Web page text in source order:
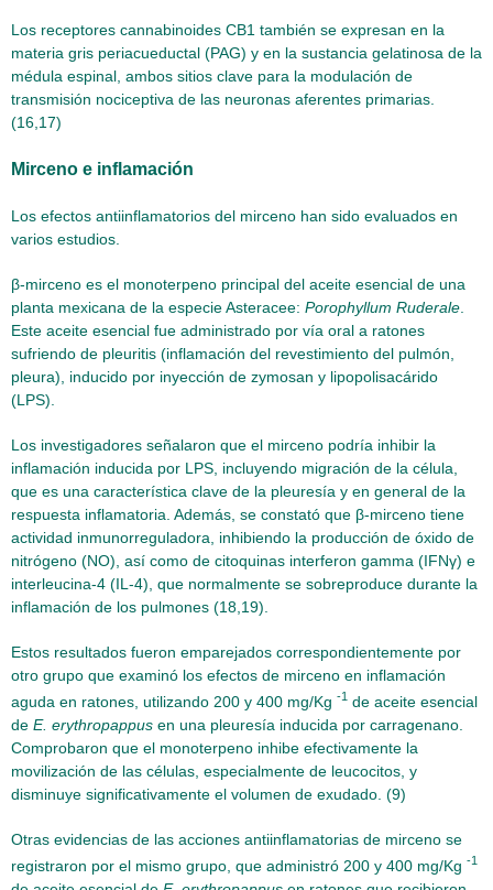
Los receptores cannabinoides CB1 también se expresan en la
materia gris periacueductal (PAG) y en la sustancia gelatinosa de la
médula espinal, ambos sitios clave para la modulación de
transmisión nociceptiva de las neuronas aferentes primarias.
(16,17)
Mirceno e inflamación
Los efectos antiinflamatorios del mirceno han sido evaluados en
varios estudios.
β-mirceno es el monoterpeno principal del aceite esencial de una
planta mexicana de la especie Asteracee: Porophyllum Ruderale.
Este aceite esencial fue administrado por vía oral a ratones
sufriendo de pleuritis (inflamación del revestimiento del pulmón,
pleura), inducido por inyección de zymosan y lipopolisacárido
(LPS).
Los investigadores señalaron que el mirceno podría inhibir la
inflamación inducida por LPS, incluyendo migración de la célula,
que es una característica clave de la pleuresía y en general de la
respuesta inflamatoria. Además, se constató que β-mirceno tiene
actividad inmunorreguladora, inhibiendo la producción de óxido de
nitrógeno (NO), así como de citoquinas interferon gamma (IFNγ) e
interleucina-4 (IL-4), que normalmente se sobreproduce durante la
inflamación de los pulmones (18,19).
Estos resultados fueron emparejados correspondientemente por
otro grupo que examinó los efectos de mirceno en inflamación
aguda en ratones, utilizando 200 y 400 mg/Kg -1 de aceite esencial
de E. erythropappus en una pleuresía inducida por carragenano.
Comprobaron que el monoterpeno inhibe efectivamente la
movilización de las células, especialmente de leucocitos, y
disminuye significativamente el volumen de exudado. (9)
Otras evidencias de las acciones antiinflamatorias de mirceno se
registraron por el mismo grupo, que administró 200 y 400 mg/Kg -1